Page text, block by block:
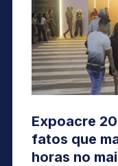
Expoacre
fatos que
horas no